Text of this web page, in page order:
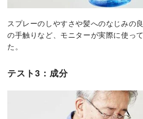
スプレーのしやすさや髪へのなじみの
の手触りなど、モニターが実際に使っ
た。
テスト3：成分